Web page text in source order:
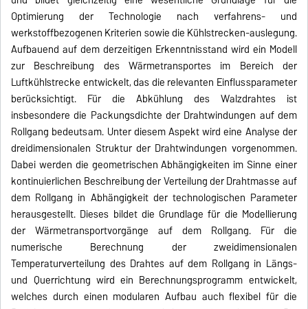
Optimierung der Technologie nach verfahrens- und
werkstoffbezogenen Kriterien sowie die Kühlstrecken-auslegung.
Aufbauend auf dem derzeitigen Erkenntnisstand wird ein Modell
zur Beschreibung des Wärmetransportes im Bereich der
Luftkühlstrecke entwickelt, das die relevanten Einflussparameter
berücksichtigt. Für die Abkühlung des Walzdrahtes ist
insbesondere die Packungsdichte der Drahtwindungen auf dem
Rollgang bedeutsam. Unter diesem Aspekt wird eine Analyse der
dreidimensionalen Struktur der Drahtwindungen vorgenommen.
Dabei werden die geometrischen Abhängigkeiten im Sinne einer
kontinuierlichen Beschreibung der Verteilung der Drahtmasse auf
dem Rollgang in Abhängigkeit der technologischen Parameter
herausgestellt. Dieses bildet die Grundlage für die Modellierung
der Wärmetransportvorgänge auf dem Rollgang. Für die
numerische Berechnung der zweidimensionalen
Temperaturverteilung des Drahtes auf dem Rollgang in Längs-
und Querrichtung wird ein Berechnungsprogramm entwickelt,
welches durch einen modularen Aufbau auch flexibel für die